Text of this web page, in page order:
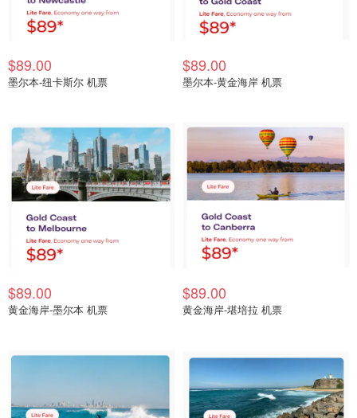
$89.00
墨尔本-纽卡斯尔 机票
$89.00
墨尔本-黄金海岸 机票
$89.00
黄金海岸-墨尔本 机票
$89.00
黄金海岸-堪培拉 机票